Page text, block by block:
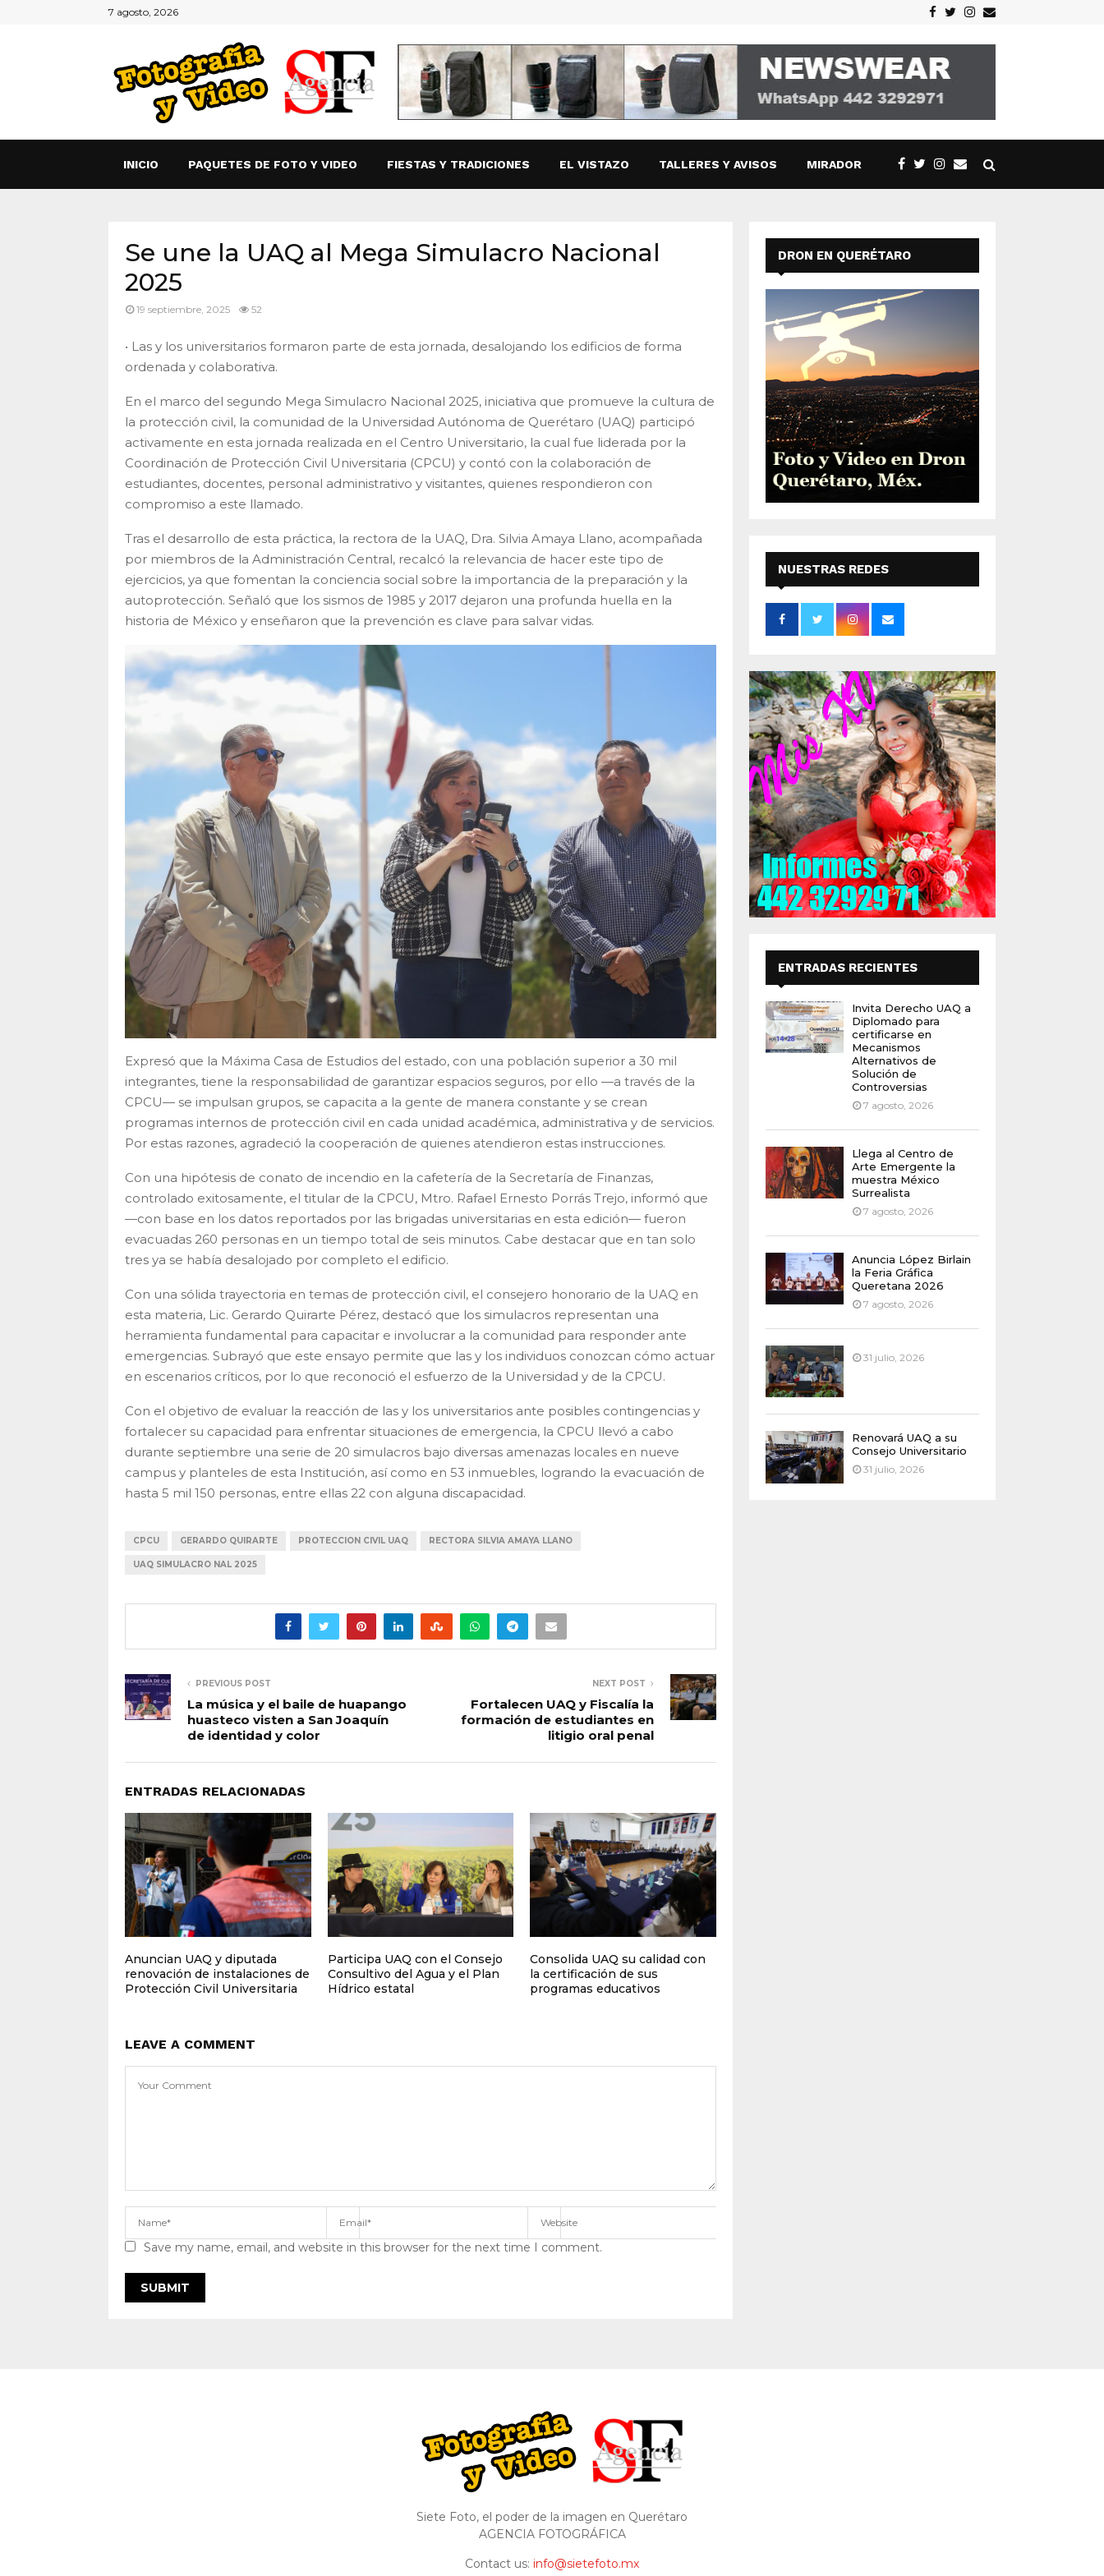
7 agosto, 2026 Facebook
TwitterInstagram
Email
INICIO PAQUETES DE FOTO Y VIDEO FIESTAS Y TRADICIONES EL VISTAZO TALLERES Y AVISOS MIRADOR
Se une la UAQ al Mega Simulacro Nacional
2025
19 septiembre, 2025 52
• Las y los universitarios formaron parte de esta jornada, desalojando los edificios de forma
ordenada y colaborativa.
En el marco del segundo Mega Simulacro Nacional 2025, iniciativa que promueve la cultura de
la protección civil, la comunidad de la Universidad Autónoma de Querétaro (UAQ) participó
activamente en esta jornada realizada en el Centro Universitario, la cual fue liderada por la
Coordinación de Protección Civil Universitaria (CPCU) y contó con la colaboración de
estudiantes, docentes, personal administrativo y visitantes, quienes respondieron con
compromiso a este llamado.
Tras el desarrollo de esta práctica, la rectora de la UAQ, Dra. Silvia Amaya Llano, acompañada
por miembros de la Administración Central, recalcó la relevancia de hacer este tipo de
ejercicios, ya que fomentan la conciencia social sobre la importancia de la preparación y la
autoprotección. Señaló que los sismos de 1985 y 2017 dejaron una profunda huella en la
historia de México y enseñaron que la prevención es clave para salvar vidas.
Expresó que la Máxima Casa de Estudios del estado, con una población superior a 30 mil
integrantes, tiene la responsabilidad de garantizar espacios seguros, por ello —a través de la
CPCU— se impulsan grupos, se capacita a la gente de manera constante y se crean
programas internos de protección civil en cada unidad académica, administrativa y de servicios.
Por estas razones, agradeció la cooperación de quienes atendieron estas instrucciones.
Con una hipótesis de conato de incendio en la cafetería de la Secretaría de Finanzas,
controlado exitosamente, el titular de la CPCU, Mtro. Rafael Ernesto Porrás Trejo, informó que
—con base en los datos reportados por las brigadas universitarias en esta edición— fueron
evacuadas 260 personas en un tiempo total de seis minutos. Cabe destacar que en tan solo
tres ya se había desalojado por completo el edificio.
Con una sólida trayectoria en temas de protección civil, el consejero honorario de la UAQ en
esta materia, Lic. Gerardo Quirarte Pérez, destacó que los simulacros representan una
herramienta fundamental para capacitar e involucrar a la comunidad para responder ante
emergencias. Subrayó que este ensayo permite que las y los individuos conozcan cómo actuar
en escenarios críticos, por lo que reconoció el esfuerzo de la Universidad y de la CPCU.
Con el objetivo de evaluar la reacción de las y los universitarios ante posibles contingencias y
fortalecer su capacidad para enfrentar situaciones de emergencia, la CPCU llevó a cabo
durante septiembre una serie de 20 simulacros bajo diversas amenazas locales en nueve
campus y planteles de esta Institución, así como en 53 inmuebles, logrando la evacuación de
hasta 5 mil 150 personas, entre ellas 22 con alguna discapacidad.
CPCU GERARDO QUIRARTE PROTECCION CIVIL UAQ RECTORA SILVIA AMAYA LLANO
UAQ SIMULACRO NAL 2025
PREVIOUS POST
La música y el baile de huapango
huasteco visten a San Joaquín
de identidad y color
NEXT POST
Fortalecen UAQ y Fiscalía la
formación de estudiantes en
litigio oral penal
ENTRADAS RELACIONADAS
Anuncian UAQ y diputada
renovación de instalaciones de
Protección Civil Universitaria
Participa UAQ con el Consejo
Consultivo del Agua y el Plan
Hídrico estatal
Consolida UAQ su calidad con
la certificación de sus
programas educativos
LEAVE A COMMENT
Save my name, email, and website in this browser for the next time I comment.
DRON EN QUERÉTARO
NUESTRAS REDES
SOCIALES
ENTRADAS RECIENTES
Invita Derecho UAQ a
Diplomado para
certificarse en
Mecanismos
Alternativos de
Solución de
Controversias
7 agosto, 2026
Llega al Centro de
Arte Emergente la
muestra México
Surrealista
7 agosto, 2026
Anuncia López Birlain
la Feria Gráfica
Queretana 2026
7 agosto, 2026
31 julio, 2026
Renovará UAQ a su
Consejo Universitario
31 julio, 2026
Siete Foto, el poder de la imagen en Querétaro
AGENCIA FOTOGRÁFICA
Contact us: info@sietefoto.mx